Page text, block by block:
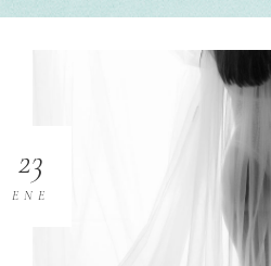
23
ENE